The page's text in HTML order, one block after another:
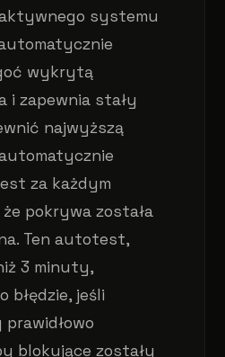
systemu
wykrytą
i zapewnia stały
najwyższą
za każdym
pokrywa została
Ten autotest,
3 minuty,
błędzie, jeśli
blokujące zostały